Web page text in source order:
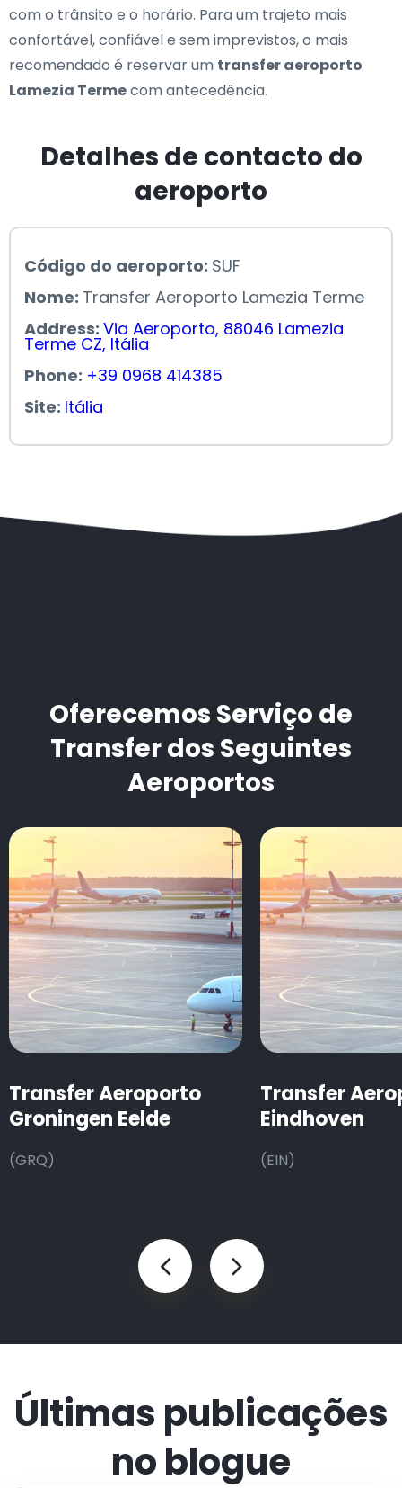
com o trânsito e o horário. Para um trajeto mais
confortável, confiável e sem imprevistos, o mais
recomendado é reservar um transfer aeroporto
Lamezia Termecom antecedência.
Detalhes de contacto do
aeroporto
Código do aeroporto: SUF
Nome: Transfer Aeroporto Lamezia Terme
Address: Via Aeroporto, 88046 Lamezia
Terme CZ, Itália
Phone: +39 0968 414385
Site: Itália
Oferecemos Serviço de
Transfer dos Seguintes
Aeroportos
Transfer Aeroporto
Groningen Eelde
(GRQ)
Transfer
Eindhoven
(EIN)
Últimas publicações
no blogue